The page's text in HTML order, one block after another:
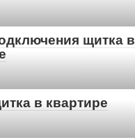
щитка в
в квартире